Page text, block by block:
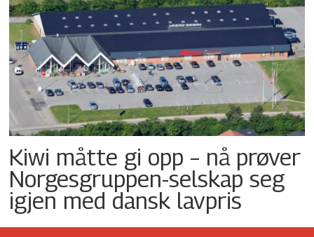
Kiwi måtte gi opp – nå prøver
Norgesgruppen-selskap seg
igjen med dansk lavpris